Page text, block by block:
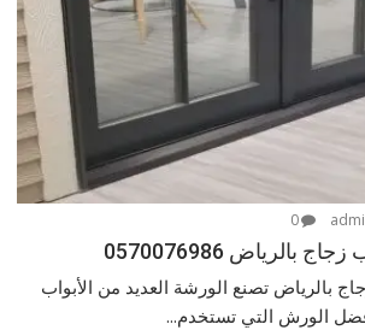
0
0570076986
بالرياض تصنع الورشة العديد من الأبواب
الورش التي تستخدم...